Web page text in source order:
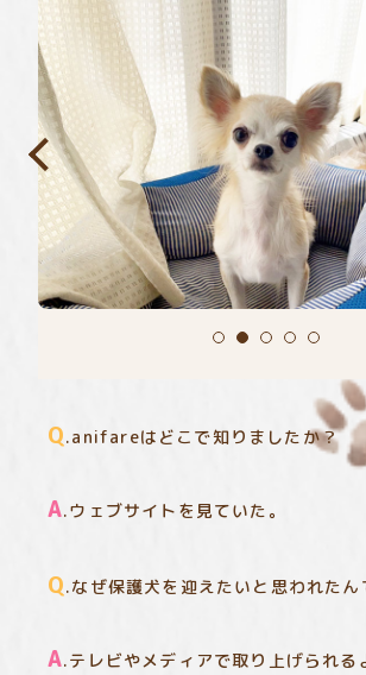
Q.anifareはどこで知りましたか？
A.ウェブサイトを見ていた。
Q.なぜ保護犬を迎えたいと思われたん
A.テレビやメディアで取り上げられる